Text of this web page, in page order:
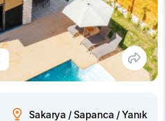
Sakarya / Sapanca / Yanık